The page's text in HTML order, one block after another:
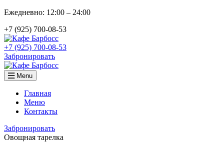
Ежедневно: 12:00 – 24:00
+7 (925) 700-08-53
+7 (925) 700-08-53
Забронировать
Menu
Главная
Меню
Контакты
Забронировать
Овощная тарелка